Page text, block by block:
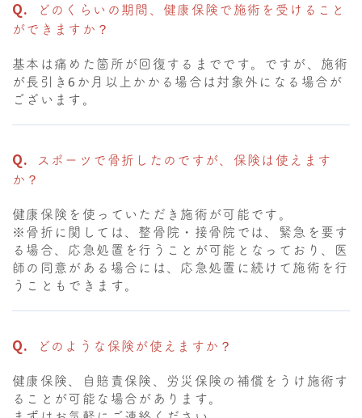
どのくらいの期間、健康保険で施術を受けること
ができますか？
基本は痛めた箇所が回復するまでです。ですが、施術
が長引き6か月以上かかる場合は対象外になる場合が
ございます。
スポーツで骨折したのですが、保険は使えます
か？
健康保険を使っていただき施術が可能です。
※骨折に関しては、整骨院・接骨院では、緊急を要す
る場合、応急処置を行うことが可能となっており、医
師の同意がある場合には、応急処置に続けて施術を行
うこともできます。
どのような保険が使えますか？
健康保険、自賠責保険、労災保険の補償をうけ施術す
ることが可能な場合があります。